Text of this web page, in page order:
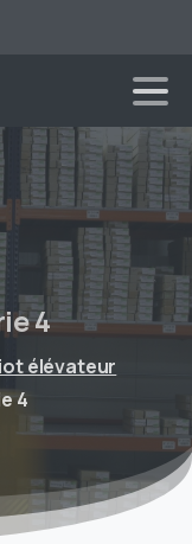
4
élévateur
4